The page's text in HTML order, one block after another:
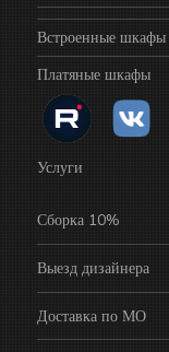
Встроенные шкафы
Платяные шкафы
Услуги
Сборка 10%
Выезд дизайнера
Доставка по МО